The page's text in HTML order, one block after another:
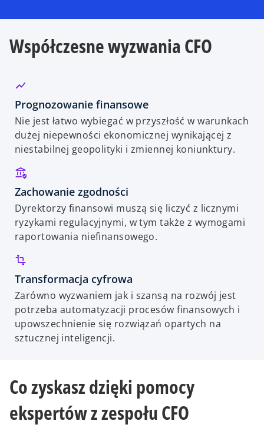
Współczesne wyzwania CFO
Prognozowanie finansowe
Nie jest łatwo wybiegać w przyszłość w warunkach
dużej niepewności ekonomicznej wynikającej z
niestabilnej geopolityki i zmiennej koniunktury.
Zachowanie zgodności
Dyrektorzy finansowi muszą się liczyć z licznymi
ryzykami regulacyjnymi, w tym także z wymogami
raportowania niefinansowego.
Transformacja cyfrowa
Zarówno wyzwaniem jak i szansą na rozwój jest
potrzeba automatyzacji procesów finansowych i
upowszechnienie się rozwiązań opartych na
sztucznej inteligencji.
Co zyskasz dzięki pomocy
ekspertów z zespołu CFO